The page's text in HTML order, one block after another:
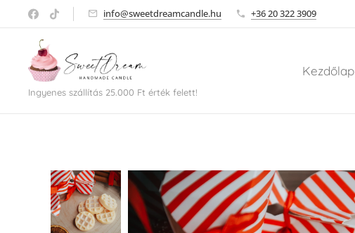
info@sweetdreamcandle.hu +36 20 322 3909
Ingyenes szállítás 25.000 Ft érték felett!
Kezdőlap